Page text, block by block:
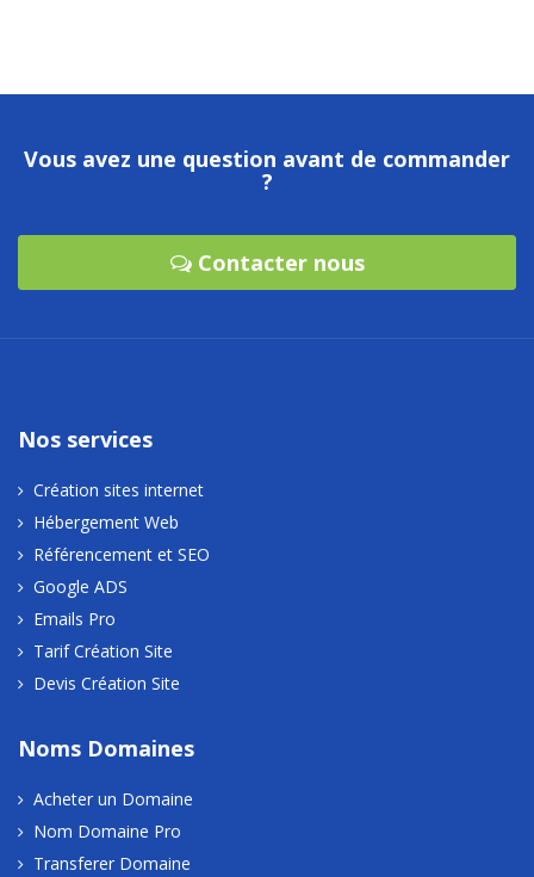
Vous avez une question avant de commander
?
Contacter nous
Nos services
Création sites internet
Hébergement Web
Référencement et SEO
Google ADS
Emails Pro
Tarif Création Site
Devis Création Site
Noms Domaines
Acheter un Domaine
Nom Domaine Pro
Transferer Domaine